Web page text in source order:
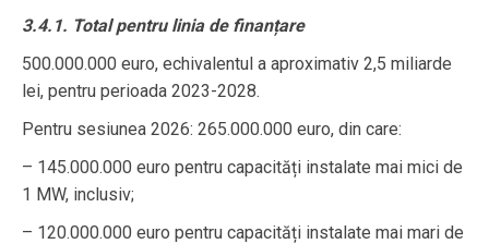
3.4.1. Total pentru linia de finanțare
500.000.000 euro, echivalentul a aproximativ 2,5 miliarde
lei, pentru perioada 2023-2028.
Pentru sesiunea 2026: 265.000.000 euro, din care:
– 145.000.000 euro pentru capacități instalate mai mici de
1 MW, inclusiv;
– 120.000.000 euro pentru capacități instalate mai mari de